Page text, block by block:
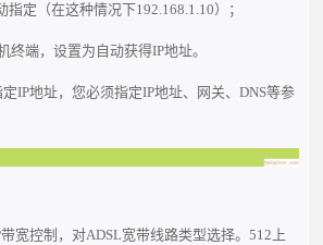
指定（在这种情况下192.168.1.10）；
终端，设置为自动获得IP地址。
IP地址，您必须指定IP地址、网关、DNS等参
宽控制，对ADSL宽带线路类型选择。512上